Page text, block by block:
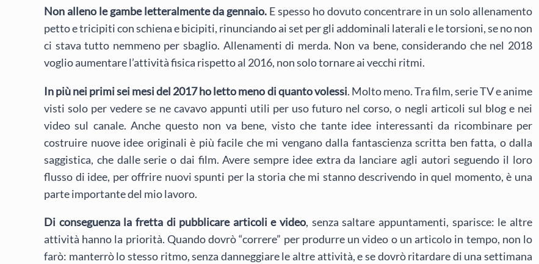
Non alleno le gambe letteralmente da gennaio. E spesso ho dovuto concentrare in un solo allenamento
petto e tricipiti con schiena e bicipiti, rinunciando ai set per gli addominali laterali e le torsioni, se no non
ci stava tutto nemmeno per sbaglio. Allenamenti di merda. Non va bene, considerando che nel 2018
voglio aumentare l’attività fisica rispetto al 2016, non solo tornare ai vecchi ritmi.
In più nei primi sei mesi del 2017 ho letto meno di quanto volessi. Molto meno. Tra film, serie TV e anime
visti solo per vedere se ne cavavo appunti utili per uso futuro nel corso, o negli articoli sul blog e nei
video sul canale. Anche questo non va bene, visto che tante idee interessanti da ricombinare per
costruire nuove idee originali è più facile che mi vengano dalla fantascienza scritta ben fatta, o dalla
saggistica, che dalle serie o dai film. Avere sempre idee extra da lanciare agli autori seguendo il loro
flusso di idee, per offrire nuovi spunti per la storia che mi stanno descrivendo in quel momento, è una
parte importante del mio lavoro.
Di conseguenza la fretta di pubblicare articoli e video, senza saltare appuntamenti, sparisce: le altre
attività hanno la priorità. Quando dovrò “correre” per produrre un video o un articolo in tempo, non lo
farò: manterrò lo stesso ritmo, senza danneggiare le altre attività, e se dovrò ritardare di una settimana